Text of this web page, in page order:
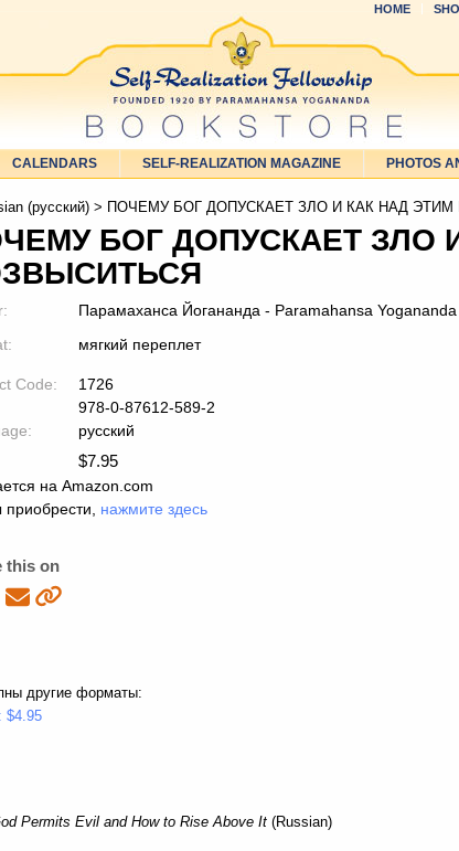
HOME
CALENDARS SELF-REALIZATION MAGAZINE PHOTOS
(русский) > ПОЧЕМУ БОГ ДОПУСКАЕТ ЗЛО И КАК НАД
БОГ ДОПУСКАЕТ ЗЛО
Парамаханса Йогананда - Paramahansa Yogananda
мягкий переплет
Code:
1726
978-0-87612-589-2
русский
$7.95
на Amazon.com
приобрести, нажмите здесь
this on
другие форматы:
$4.95
Permits Evil and How to Rise Above It (Russian)